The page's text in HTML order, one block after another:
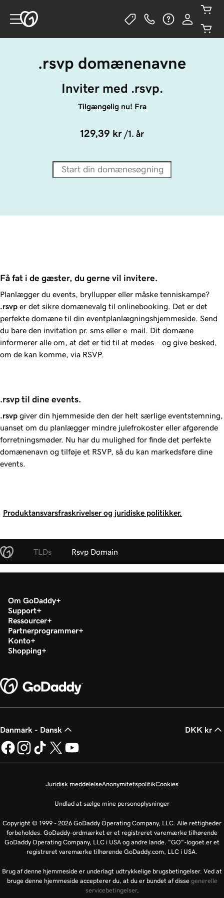
.rsvp domænenavne
Inviter med .rsvp.
Tilgængelig nu! Fra
129,39 kr /1. år
Få fat i de gæster, du gerne vil invitere.
Planlægger du events, bryllupper eller måske tenniskampe?
.rsvp er det sikre domænevalg til onlinebooking. Det er det
perfekte domæne til din eventplanlægningshjemmeside. Send
du bare den invitation pr. sms eller e-mail. Dit domæne
informerer alle om, at det er tid til at mødes – og give besked,
om de kan komme, via RSVP.
.rsvp til dine events.
.rsvp giver din hjemmeside den der helt særlige eventstemning,
uanset om du planlægger mindre julefrokoster eller afgørende
forretningsmøder. Nu har du mulighed for finde det perfekte
domænenavn og tilføje et RSVP, så du kan markedsføre dine
events.
Produktansvarsfraskrivelser og juridiske politikker.
TLDs Rsvp Domain
Om GoDaddy
Support
Ressourcer
Partnerprogrammer
Konto
Shopping
Danmark - Dansk DKK kr
Juridisk meddelelseAnonymitetspolitikCookies
Undlad at sælge mine personoplysninger
Copyright © 1999 - 2026 GoDaddy Operating Company, LLC. Alle rettigheder
forbeholdes. GoDaddy-ordmærket er et registreret varemærke tilhørende
GoDaddy Operating Company, LLC i USA og andre lande. "GO"-logoet er et
registreret varemærke tilhørende GoDaddy.com, LLC i USA.
Brug af denne hjemmeside er underlagt udtrykkelige brugsbetingelser. Ved at
bruge denne hjemmeside accepterer du, at du er bundet af disse generelle
servicebetingelser.